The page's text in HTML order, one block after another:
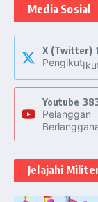
Media Sosial
X (Twitter)
Pengikut
Youtube
Pelanggan
Jelajahi